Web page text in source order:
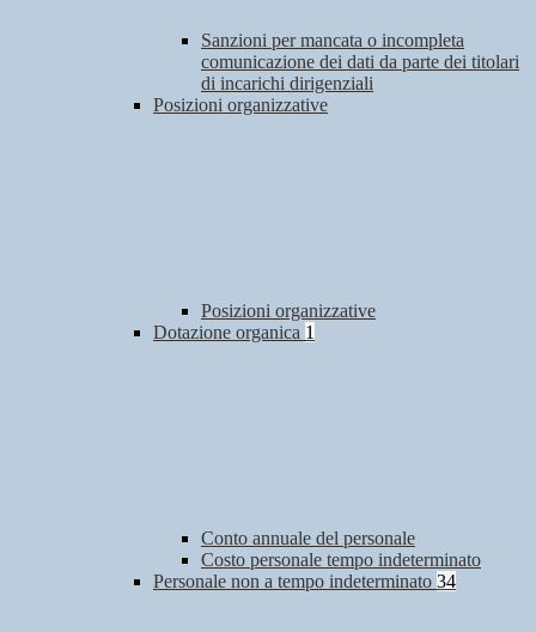
Sanzioni per mancata o incompleta
comunicazione dei dati da parte dei titolari
di incarichi dirigenziali
Posizioni organizzative
Posizioni organizzative
Dotazione organica 1
Conto annuale del personale
Costo personale tempo indeterminato
Personale non a tempo indeterminato 34